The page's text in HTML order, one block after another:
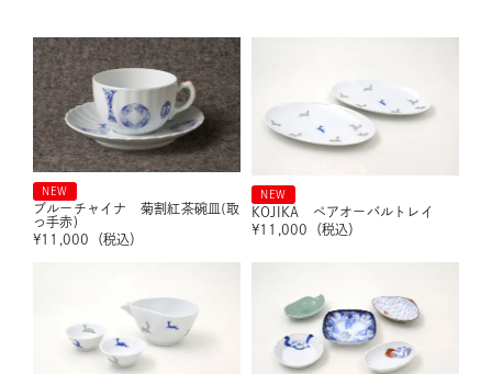
NEW
ブルーチャイナ 菊割紅茶碗皿(取
っ手赤)
¥11,000 （税込）
NEW
KOJIKA ペアオーバルトレイ
¥11,000 （税込）